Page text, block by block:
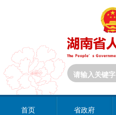
首页 省政府